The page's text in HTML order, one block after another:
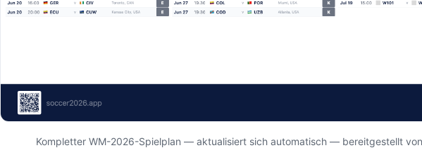
Kompletter WM-2026-Spielplan — aktualisiert sich automatisch — bereitgestellt von